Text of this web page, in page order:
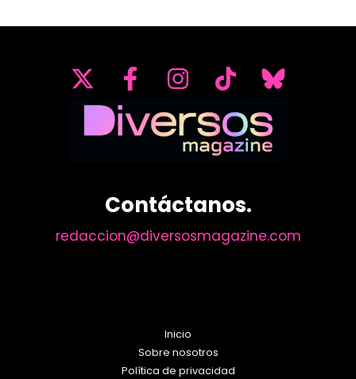
Contáctanos.
redaccion@diversosmagazine.com
Inicio
Sobre nosotros
Política de privacidad